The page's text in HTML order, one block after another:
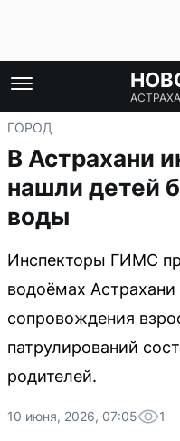
ГОРОД
В Астрахани
нашли детей
воды
Инспекторы ГИМС
водоёмах
сопровождения
патрулирований
родителей.
10 июня, 2026, 07:05 1